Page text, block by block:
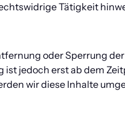
Tätigkeit
oder Sperrung
ist jedoch erst ab dem
wir diese Inhalte